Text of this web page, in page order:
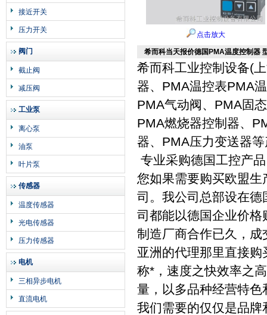
接近开关
压力开关
阀门
截止阀
减压阀
工业泵
离心泵
油泵
叶片泵
传感器
温度传感器
光电传感器
压力传感器
电机
三相异步电机
直流电机
点击放大
希而科当天报价德国PMA温度控制器
希而科工业控制设备(
器、PMA温控表PMA
PMA气动阀、PMA固
PMA燃烧器控制器、
器、PMA压力变送器
专业采购德国工控产
您如果需要购买欧盟
司。我公司总部设在
司都能以德国企业价
制造厂商合作已久，
亚洲的代理那里直接
称*，速度之快效率之
量，以多品种经营特
我们需要的仅仅是品牌